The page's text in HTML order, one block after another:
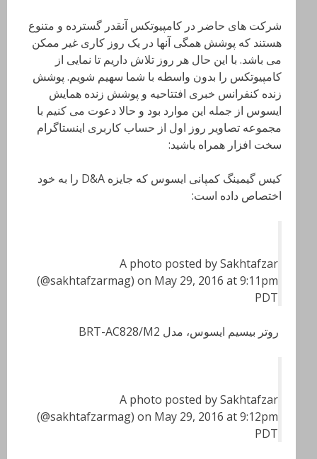
شرکت های حاضر در کامپیوتکس آنقدر گسترده و متنوع
هستند که پوشش همگی آنها در یک روز کاری غیر ممکن
می باشد. با این حال هر روز تلاش داریم تا نمایی از
کامپیوتکس را بدون واسطه با شما سهیم شویم. پوشش
زنده کنفرانس خبری افتتاحیه و پوشش زنده همایش
ایسوس از جمله این موارد بود و حالا دعوت می کنیم با
مجموعه تصاویر روز اول از حساب کاربری اینستاگرام
سخت افزار همراه باشید:
کیس گیمینگ کمپانی ایسوس که جایزه D&A را به خود
اختصاص داده است:
A photo posted by Sakhtafzar
(@sakhtafzarmag) on May 29, 2016 at 9:11pm
PDT
روتر بیسیم ایسوس، مدل BRT-AC828/M2
A photo posted by Sakhtafzar
(@sakhtafzarmag) on May 29, 2016 at 9:12pm
PDT